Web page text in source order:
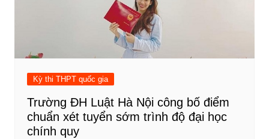
Kỳ thi THPT quốc gia
Trường ĐH Luật Hà Nội công bố điểm
chuẩn xét tuyển sớm trình độ đại học
chính quy